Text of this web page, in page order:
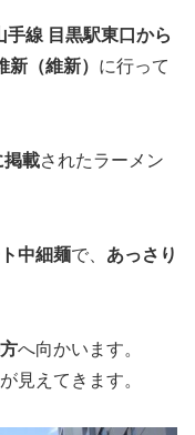
手線 目黒駅東口から
（維新） に行って
掲載されたラーメン
中細麺で、 あっさり
へ向かいます。
が見えてきます。